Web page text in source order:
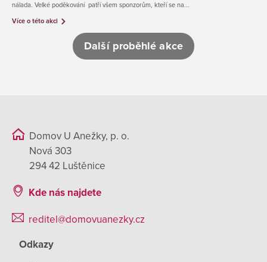
nálada. Velké poděkování patří všem sponzorům, kteří se na...
Více o této akci
Další proběhlé akce
Domov U Anežky, p. o.
Nová 303
294 42 Luštěnice
Kde nás najdete
reditel@domovuanezky.cz
Odkazy